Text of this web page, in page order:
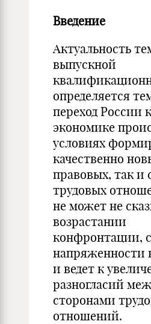
Введение
Актуальность
выпускной
определяется
переход России
экономике
условиях
качественно
правовых, так и
трудовых
не может не
возрастании
конфронтации,
напряженности
и ведет к
разногласий
сторонами
отношений.